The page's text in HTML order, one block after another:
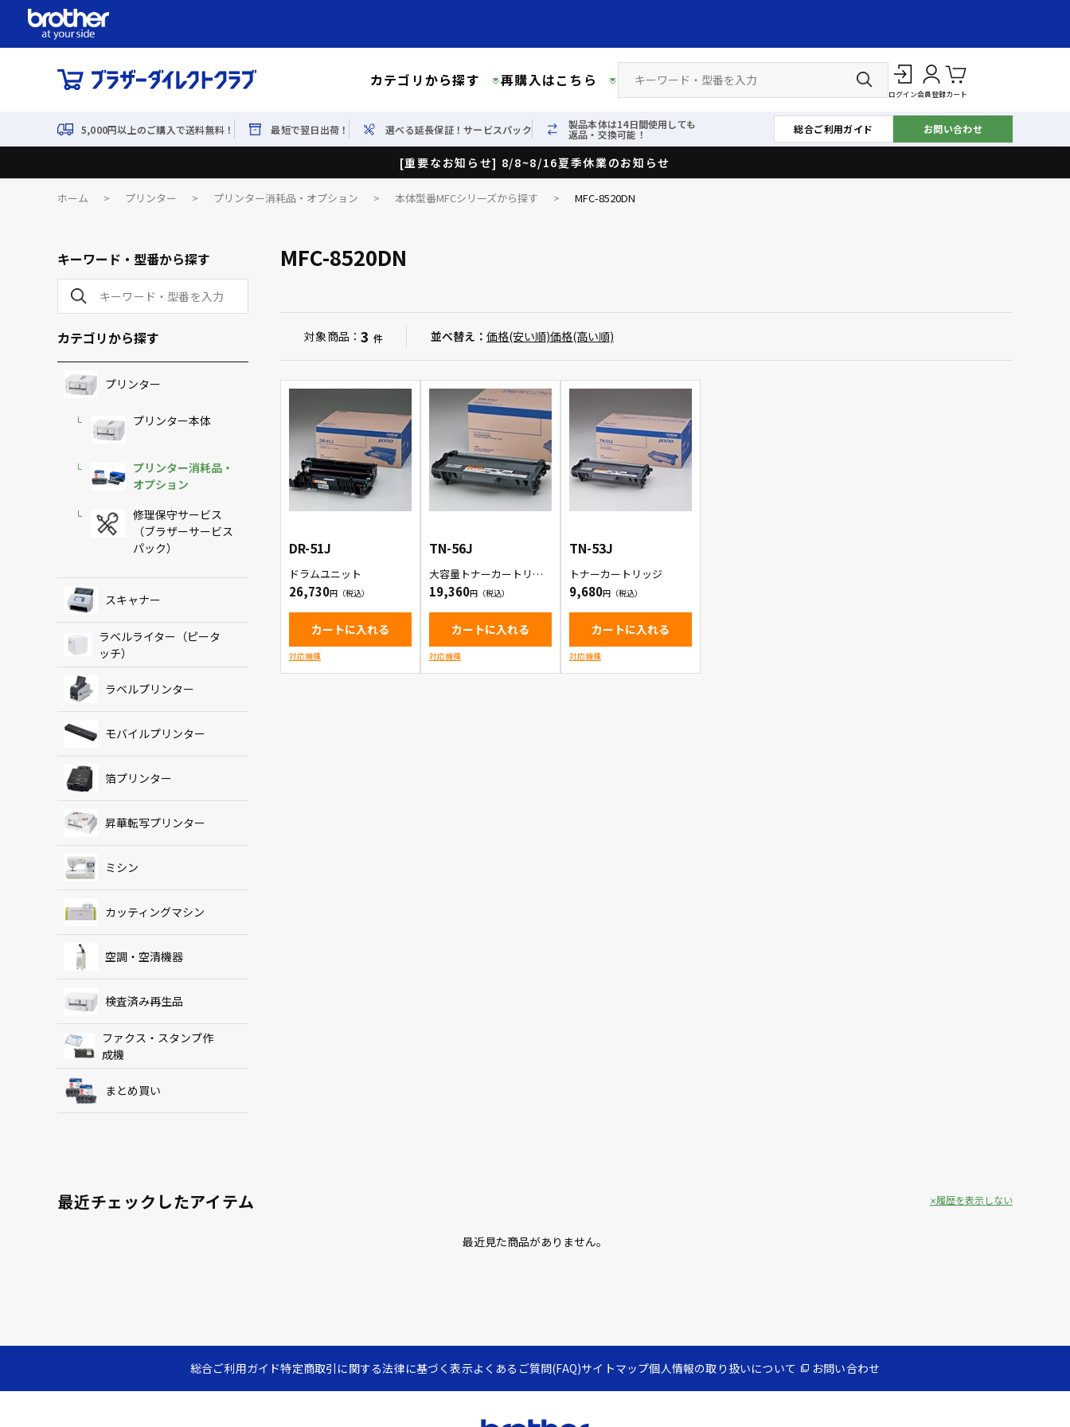
カテゴリから探す 再購入はこちら
ログイン会員登録カート
5,000円以上のご購入で送料無料！ 最短で翌日出荷！ 選べる延長保証！サービスパック 製品本体は14日間使用しても
返品・交換可能！ 総合ご利用ガイド お問い合わせ
[重要なお知らせ] 8/8~8/16夏季休業のお知らせ
ホーム > プリンター > プリンター消耗品・オプション > 本体型番MFCシリーズから探す > MFC-8520DN
キーワード・型番から探す
カテゴリから探す
プリンター
プリンター本体
プリンター消耗品・
オプション
修理保守サービス
（ブラザーサービス
パック）
スキャナー
ラベルライター（ピータ
ッチ）
ラベルプリンター
モバイルプリンター
箔プリンター
昇華転写プリンター
ミシン
カッティングマシン
空調・空清機器
検査済み再生品
ファクス・スタンプ作
成機
まとめ買い
MFC-8520DN
対象商品：3 件 並べ替え： 価格(安い順)価格(高い順)
DR-51J
ドラムユニット
26,730
カートに入れる
対応機種
TN-56J
大容量トナーカートリッ
ジ
19,360
カートに入れる
対応機種
TN-53J
トナーカートリッジ
9,680
カートに入れる
対応機種
最近チェックしたアイテム
最近見た商品がありません。
履歴を表示しない
総合ご利用ガイド特定商取引に関する法律に基づく表示よくあるご質問(FAQ)サイトマップ個人情報の取り扱いについて お問い合わせ